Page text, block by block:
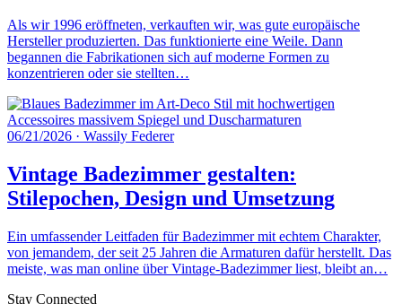
Als wir 1996 eröffneten, verkauften wir, was gute europäische
Hersteller produzierten. Das funktionierte eine Weile. Dann
begannen die Fabrikationen sich auf moderne Formen zu
konzentrieren oder sie stellten…
06/21/2026 · Wassily Federer
Vintage Badezimmer gestalten:
Stilepochen, Design und Umsetzung
Ein umfassender Leitfaden für Badezimmer mit echtem Charakter,
von jemandem, der seit 25 Jahren die Armaturen dafür herstellt. Das
meiste, was man online über Vintage-Badezimmer liest, bleibt an…
Stay Connected